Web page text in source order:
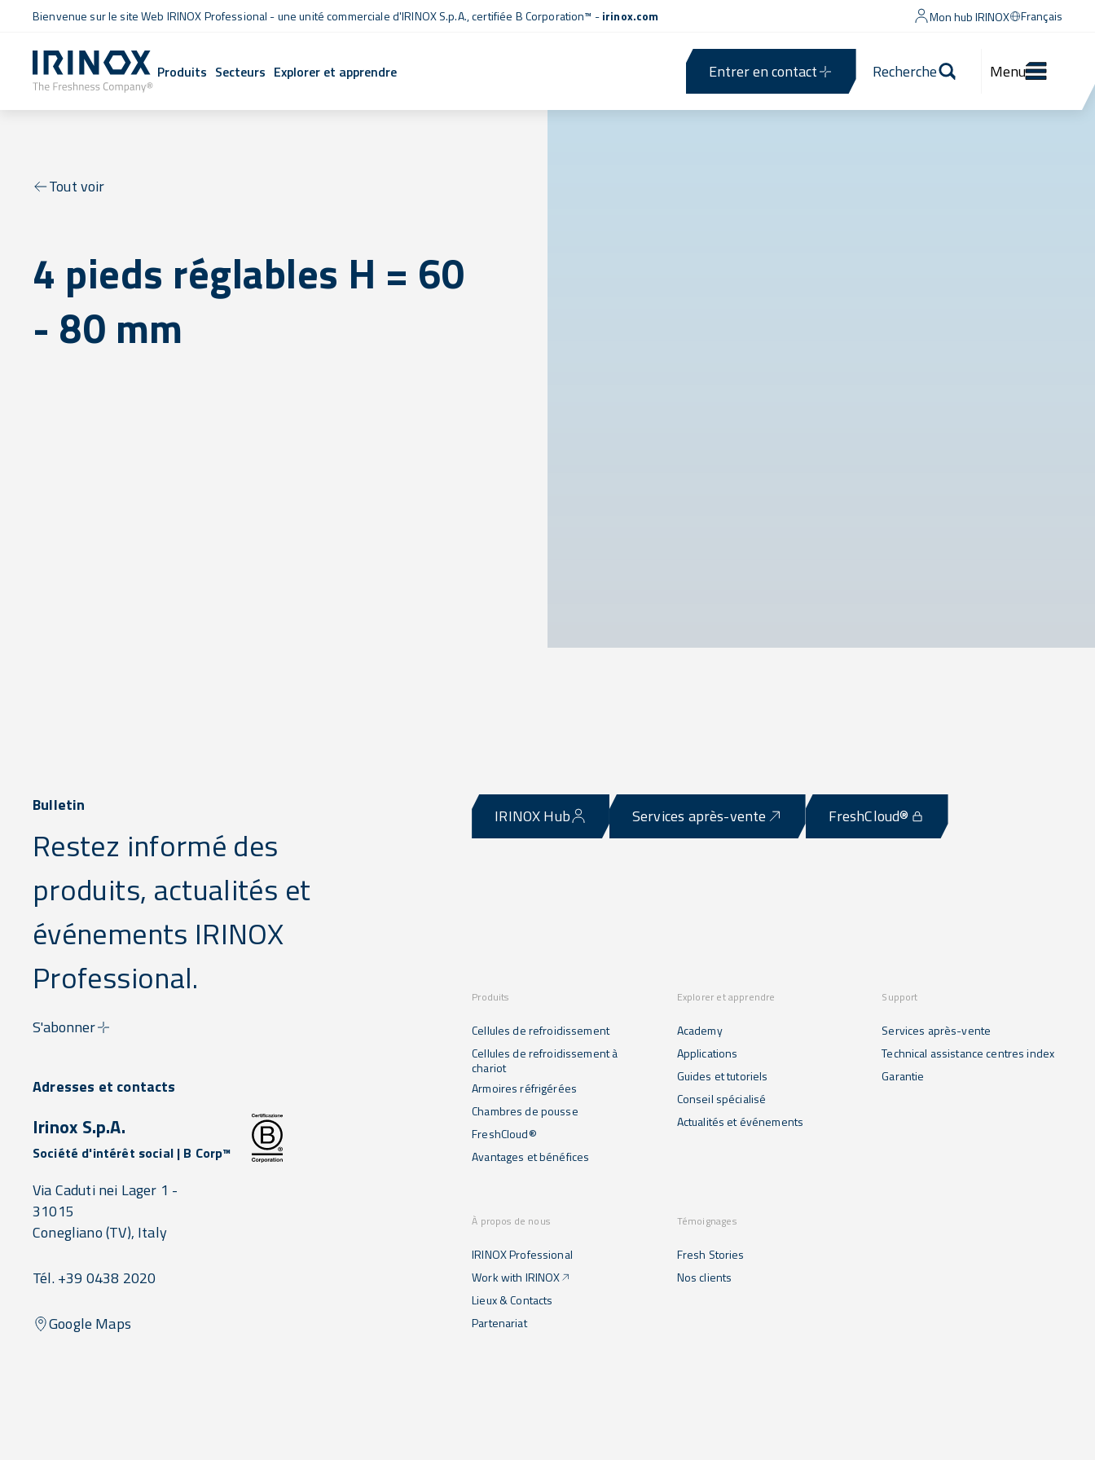
Bienvenue sur le site Web IRINOX Professional - une unité commerciale d'IRINOX S.p.A.,certifiée B Corporation™ -irinox.com Mon hub IRINOX Français
Produits Secteurs Explorer et apprendre Entrer en contact Recherche Menu
Tout voir
4 pieds réglables H = 60
- 80 mm
Bulletin
Restez informé des
produits, actualités et
événements IRINOX
Professional.
S'abonner
IRINOX Hub Services après-vente FreshCloud®
Produits
Cellules de refroidissement
Cellules de refroidissement à
chariot
Armoires réfrigérées
Chambres de pousse
FreshCloud®
Avantages et bénéfices
Explorer et apprendre
Academy
Applications
Guides et tutoriels
Conseil spécialisé
Actualités et événements
Support
Services après-vente
Technical assistance centres index
Garantie
À propos de nous
IRINOX Professional
Work with IRINOX
Lieux & Contacts
Partenariat
Témoignages
Fresh Stories
Nos clients
Adresses et contacts
Irinox S.p.A.
Société d'intérêt social | B Corp™
Via Caduti nei Lager 1 -
31015
Conegliano(TV), Italy
Tél. +39 0438 2020
Google Maps